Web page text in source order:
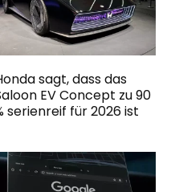
sagt, dass das
EV Concept zu 90
serienreif für 2026 ist